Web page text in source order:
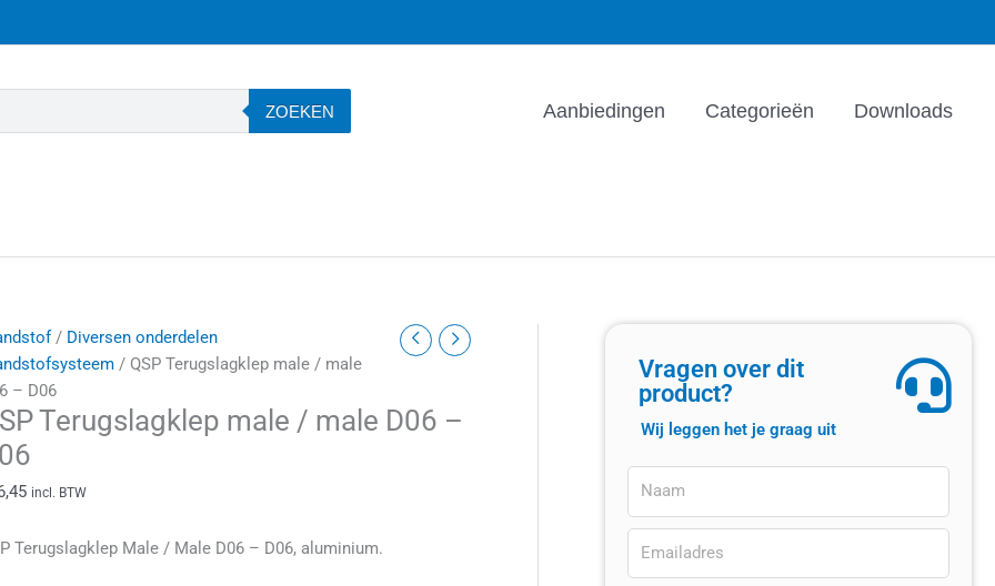
ZOEKEN Aanbiedingen Categorieën Downloads
/ Diversen onderdelen
/ QSP Terugslagklep male / male
– D06
Terugslagklep male / male D06 –
incl. BTW
Terugslagklep Male / Male D06 – D06, aluminium.
Vragen over dit
product?
Wij leggen het je graag uit